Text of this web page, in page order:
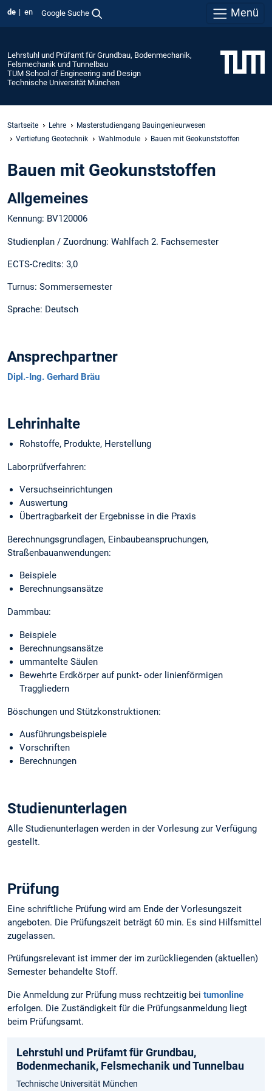
de en Google Suche Menü
Lehrstuhl und Prüfamt für Grundbau, Bodenmechanik,
Felsmechanik und Tunnelbau
TUM School of Engineering and Design
Technische Universität München
Startseite Lehre
Masterstudiengang Bauingenieurwesen
Vertiefung Geotechnik
Wahlmodule Bauen mit Geokunststoffen
Bauen mit Geokunststoffen
Allgemeines
Kennung: BV120006
Studienplan / Zuordnung: Wahlfach 2. Fachsemester
ECTS-Credits: 3,0
Turnus: Sommersemester
Sprache: Deutsch
Ansprechpartner
Dipl.-Ing. Gerhard Bräu
Lehrinhalte
Rohstoffe, Produkte, Herstellung
Laborprüfverfahren:
Versuchseinrichtungen
Auswertung
Übertragbarkeit der Ergebnisse in die Praxis
Berechnungsgrundlagen, Einbaubeanspruchungen,
Straßenbauanwendungen:
Beispiele
Berechnungsansätze
Dammbau:
Beispiele
Berechnungsansätze
ummantelte Säulen
Bewehrte Erdkörper auf punkt- oder linienförmigen
Traggliedern
Böschungen und Stützkonstruktionen:
Ausführungsbeispiele
Vorschriften
Berechnungen
Studienunterlagen
Alle Studienunterlagen werden in der Vorlesung zur Verfügung
gestellt.
Prüfung
Eine schriftliche Prüfung wird am Ende der Vorlesungszeit
angeboten. Die Prüfungszeit beträgt 60 min. Es sind Hilfsmittel
zugelassen.
Prüfungsrelevant ist immer der im zurückliegenden (aktuellen)
Semester behandelte Stoff.
Die Anmeldung zur Prüfung muss rechtzeitig bei tumonline
erfolgen. Die Zuständigkeit für die Prüfungsanmeldung liegt
beim Prüfungsamt.
Lehrstuhl und Prüfamt für Grundbau,
Bodenmechanik, Felsmechanik und Tunnelbau
Technische Universität München